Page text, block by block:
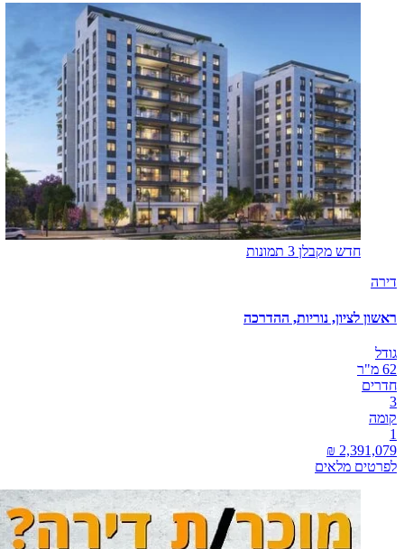
חדש מקבלן 3 תמונות
דירה
ראשון לציון, נוריות, ההדרכה
גודל
62 מ"ר
חדרים
3
קומה
1
לפרטים מלאים